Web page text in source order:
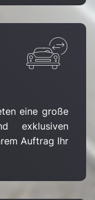
eine große
exklusiven
Auftrag Ihr